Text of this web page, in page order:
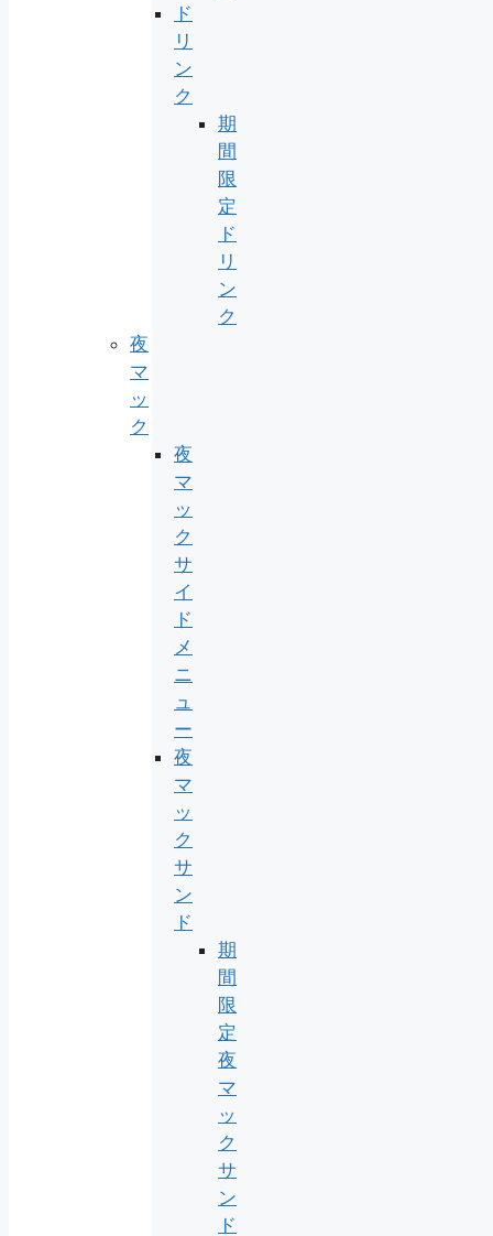
ド
リ
ン
ク
期
間
限
定
ド
リ
ン
ク
夜
マ
ッ
ク
夜
マ
ッ
ク
サ
イ
ド
メ
ニ
ュ
ー
夜
マ
ッ
ク
サ
ン
ド
期
間
限
定
夜
マ
ッ
ク
サ
ン
ド